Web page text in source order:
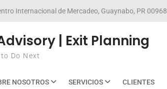
Internacional de Mercadeo, Guaynabo, PR 00968
| Exit Planning
Do Next
NOSOTROS SERVICIOS CLIENTES